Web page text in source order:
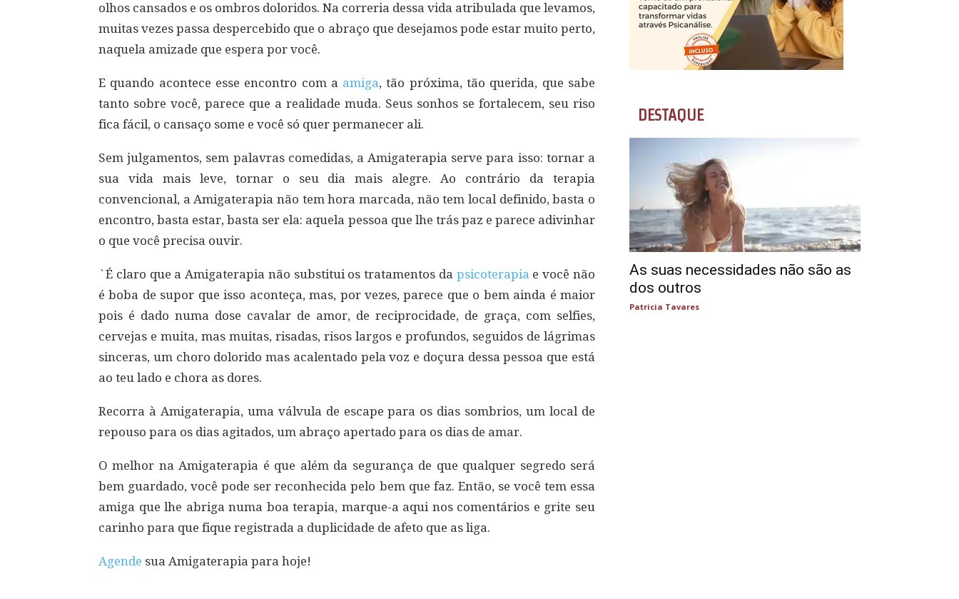
olhos cansados e os ombros doloridos. Na correria dessa vida atribulada que levamos,
muitas vezes passa despercebido que o abraço que desejamos pode estar muito perto,
naquela amizade que espera por você.
E quando acontece esse encontro com a amiga, tão próxima, tão querida, que sabe
tanto sobre você, parece que a realidade muda. Seus sonhos se fortalecem, seu riso
fica fácil, o cansaço some e você só quer permanecer ali.
Sem julgamentos, sem palavras comedidas, a Amigaterapia serve para isso: tornar a
sua vida mais leve, tornar o seu dia mais alegre. Ao contrário da terapia
convencional, a Amigaterapia não tem hora marcada, não tem local definido, basta o
encontro, basta estar, basta ser ela: aquela pessoa que lhe trás paz e parece adivinhar
o que você precisa ouvir.
`É claro que a Amigaterapia não substitui os tratamentos da psicoterapia e você não
é boba de supor que isso aconteça, mas, por vezes, parece que o bem ainda é maior
pois é dado numa dose cavalar de amor, de reciprocidade, de graça, com selfies,
cervejas e muita, mas muitas, risadas, risos largos e profundos, seguidos de lágrimas
sinceras, um choro dolorido mas acalentado pela voz e doçura dessa pessoa que está
ao teu lado e chora as dores.
Recorra à Amigaterapia, uma válvula de escape para os dias sombrios, um local de
repouso para os dias agitados, um abraço apertado para os dias de amar.
O melhor na Amigaterapia é que além da segurança de que qualquer segredo será
bem guardado, você pode ser reconhecida pelo bem que faz. Então, se você tem essa
amiga que lhe abriga numa boa terapia, marque-a aqui nos comentários e grite seu
carinho para que fique registrada a duplicidade de afeto que as liga.
Agende sua Amigaterapia para hoje!
DESTAQUE
As suas necessidades não são as
dos outros
Patricia Tavares